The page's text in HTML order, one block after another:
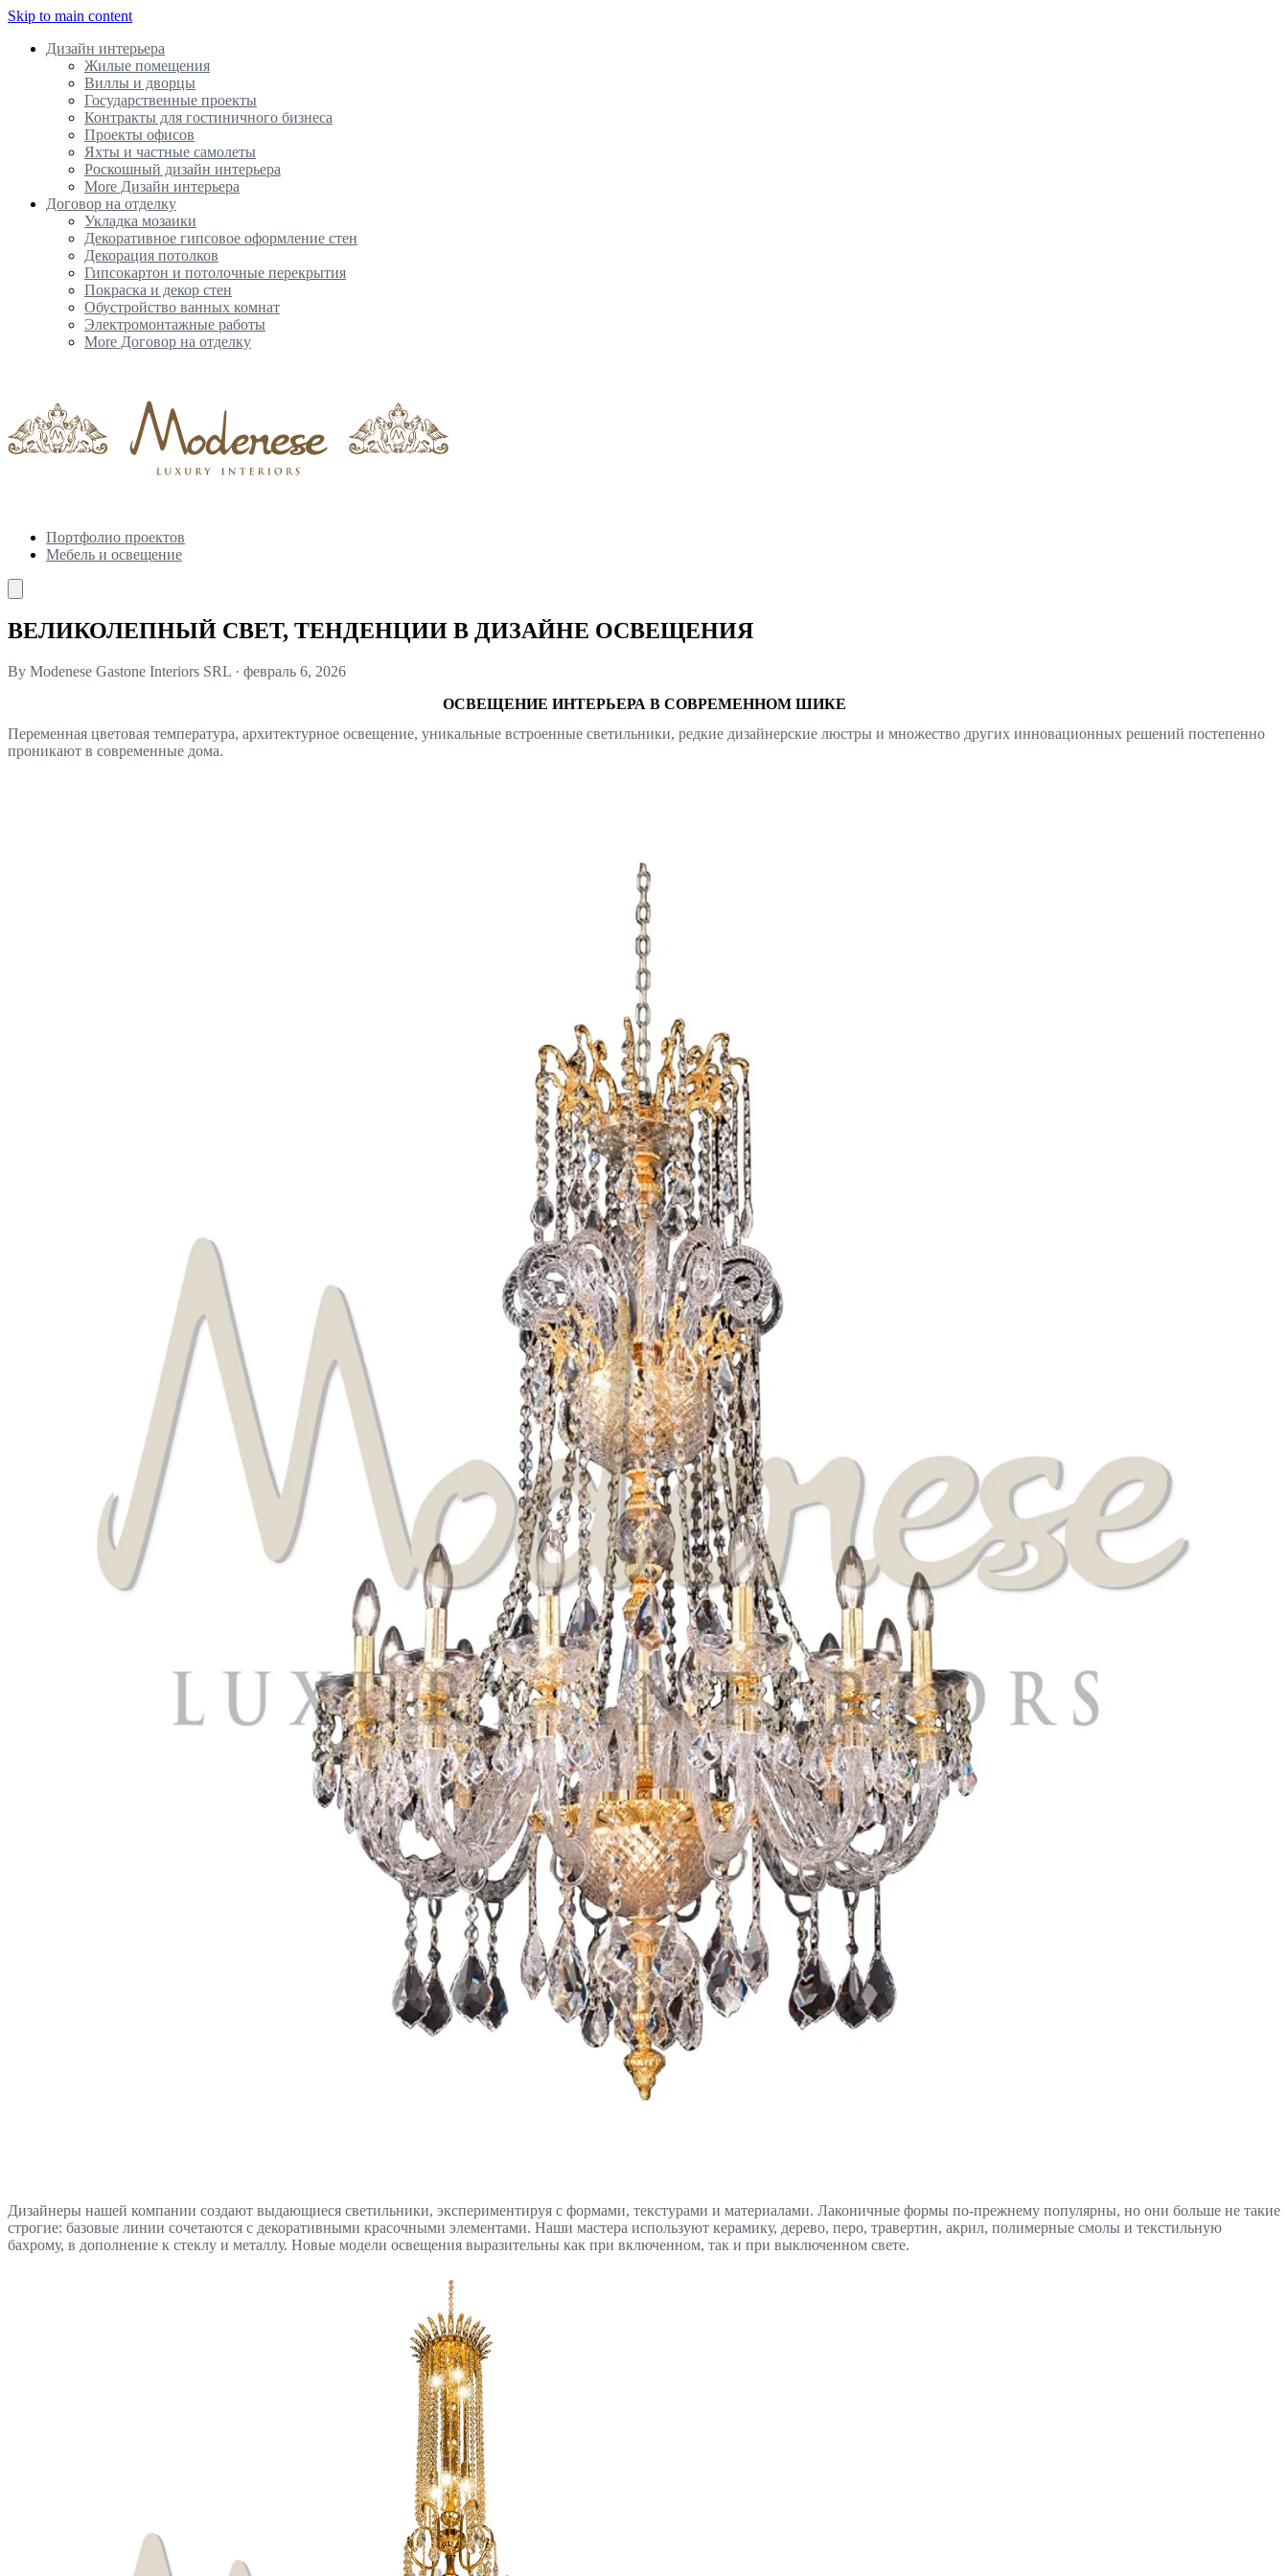
Skip to main content
Дизайн интерьера
Жилые помещения
Виллы и дворцы
Государственные проекты
Контракты для гостиничного бизнеса
Проекты офисов
Яхты и частные самолеты
Роскошный дизайн интерьера
More Дизайн интерьера
Договор на отделку
Укладка мозаики
Декоративное гипсовое оформление стен
Декорация потолков
Гипсокартон и потолочные перекрытия
Покраска и декор стен
Обустройство ванных комнат
Электромонтажные работы
More Договор на отделку
Портфолио проектов
Мебель и освещение
ВЕЛИКОЛЕПНЫЙ СВЕТ, ТЕНДЕНЦИИ В ДИЗАЙНЕ ОСВЕЩЕНИЯ
By Modenese Gastone Interiors SRL · февраль 6, 2026
ОСВЕЩЕНИЕ ИНТЕРЬЕРА В СОВРЕМЕННОМ ШИКЕ
Переменная цветовая температура, архитектурное освещение, уникальные встроенные светильники, редкие дизайнерские люстры и множество других инновационных решений постепенно
проникают в современные дома.
Дизайнеры нашей компании создают выдающиеся светильники, экспериментируя с формами, текстурами и материалами. Лаконичные формы по-прежнему популярны, но они больше не такие
строгие: базовые линии сочетаются с декоративными красочными элементами. Наши мастера используют керамику, дерево, перо, травертин, акрил, полимерные смолы и текстильную
бахрому, в дополнение к стеклу и металлу. Новые модели освещения выразительны как при включенном, так и при выключенном свете.